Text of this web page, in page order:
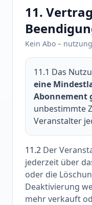
11.
Kein Abo –
11.1 Das
eine
Abonnement
unbestimmte
Veranstalter
11.2 Der
jederzeit über
oder die
Deaktivierung
mehr verkauft